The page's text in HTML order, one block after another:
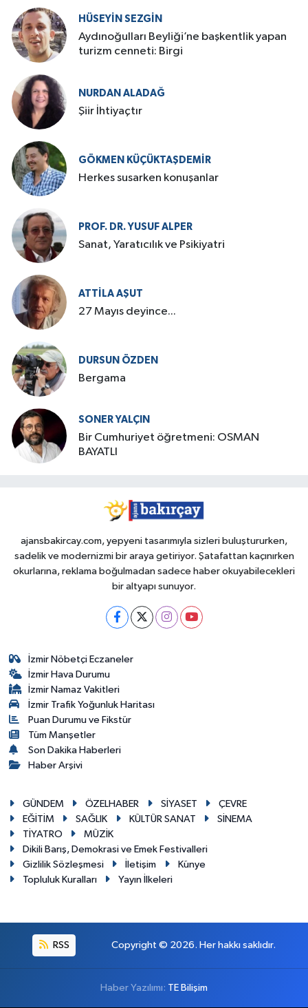
HÜSEYIN SEZGIN
Aydınoğulları Beyliği’ne başkentlik yapan
turizm cenneti: Birgi
NURDAN ALADAĞ
Şiir İhtiyaçtır
GÖKMEN KÜÇÜKTAŞDEMIR
Herkes susarken konuşanlar
PROF. DR. YUSUF ALPER
Sanat, Yaratıcılık ve Psikiyatri
ATTILA AŞUT
27 Mayıs deyince...
DURSUN ÖZDEN
Bergama
SONER YALÇIN
Bir Cumhuriyet öğretmeni: OSMAN
BAYATLI
ajansbakircay.com, yepyeni tasarımıyla sizleri buluştururken,
sadelik ve modernizmi bir araya getiriyor. Şatafattan kaçınırken
okurlarına, reklama boğulmadan sadece haber okuyabilecekleri
bir altyapı sunuyor.
İzmir Nöbetçi Eczaneler
İzmir Hava Durumu
İzmir Namaz Vakitleri
İzmir Trafik Yoğunluk Haritası
Puan Durumu ve Fikstür
Tüm Manşetler
Son Dakika Haberleri
Haber Arşivi
GÜNDEM ÖZELHABER SİYASET
ÇEVRE
EĞİTİM
SAĞLIK KÜLTÜR SANAT
SİNEMA
TİYATRO
MÜZİK
Dikili Barış, Demokrasi ve Emek Festivalleri
Gizlilik Sözleşmesi
İletişim
Künye
Topluluk Kuralları
Yayın İlkeleri
RSS Copyright © 2026. Her hakkı saklıdır.
Haber Yazılımı: TE Bilişim